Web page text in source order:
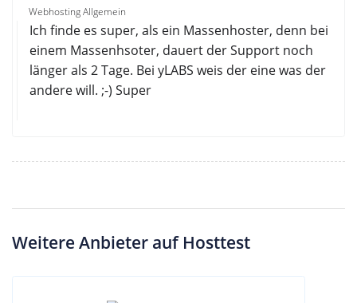
Webhosting Allgemein
Ich finde es super, als ein Massenhoster, denn bei
einem Massenhsoter, dauert der Support noch
länger als 2 Tage. Bei yLABS weis der eine was der
andere will. ;-) Super
Weitere Anbieter auf Hosttest